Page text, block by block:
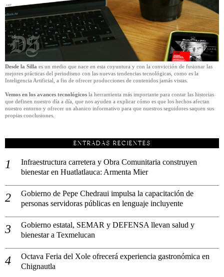
Desde la Silla es un medio que nace en esta coyuntura y con la convicción de fusionar las
mejores prácticas del periodismo con las nuevas tendencias tecnológicas, como es la
Inteligencia Artificial, a fin de ofrecer producciones de contenidos jamás vistas.
Vemos en los avances tecnológicos la herramienta más importante para contar las historias
que definen nuestro día a día, que nos ayuden a explicar cómo es que los hechos afectan
nuestro entorno y ofrecer un abanico informativo para que nuestros seguidores saquen sus
propias conclusiones.
ENTRADAS RECIENTES
Infraestructura carretera y Obra Comunitaria construyen
bienestar en Huatlatlauca: Armenta Mier
Gobierno de Pepe Chedraui impulsa la capacitación de
personas servidoras públicas en lenguaje incluyente
Gobierno estatal, SEMAR y DEFENSA llevan salud y
bienestar a Texmelucan
Octava Feria del Xole ofrecerá experiencia gastronómica en
Chignautla